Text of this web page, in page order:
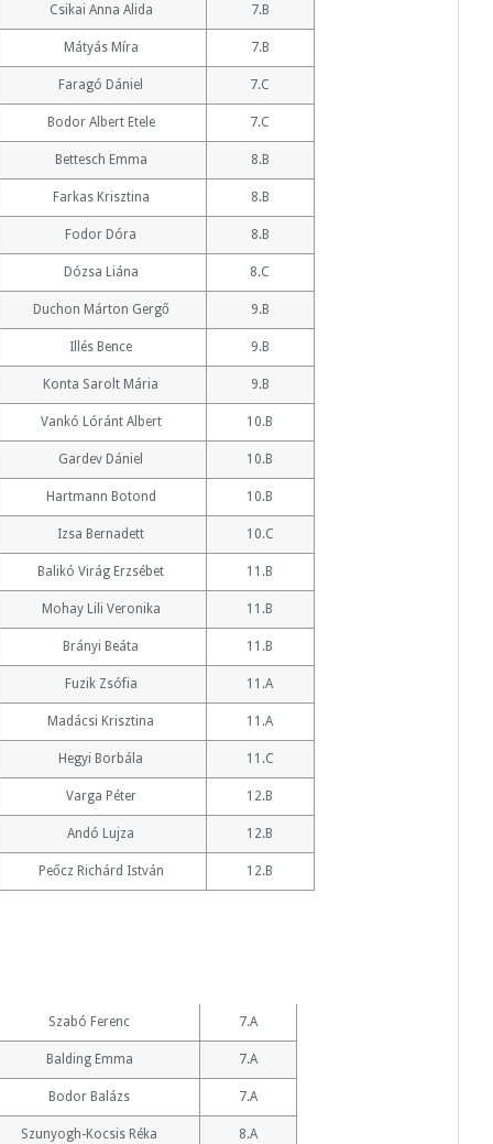
Csikai Anna Alida 7.B
Mátyás Míra 7.B
Faragó Dániel 7.C
Bodor Albert Etele 7.C
Bettesch Emma 8.B
Farkas Krisztina 8.B
Fodor Dóra 8.B
Dózsa Liána 8.C
Duchon Márton Gergő 9.B
Illés Bence 9.B
Konta Sarolt Mária 9.B
Vankó Lóránt Albert 10.B
Gardev Dániel 10.B
Hartmann Botond 10.B
Izsa Bernadett 10.C
Balikó Virág Erzsébet 11.B
Mohay Lili Veronika 11.B
Brányi Beáta 11.B
Fuzik Zsófia 11.A
Madácsi Krisztina 11.A
Hegyi Borbála 11.C
Varga Péter 12.B
Andó Lujza 12.B
Peőcz Richárd István 12.B
Szabó Ferenc 7.A
Balding Emma 7.A
Bodor Balázs 7.A
Szunyogh-Kocsis Réka 8.A